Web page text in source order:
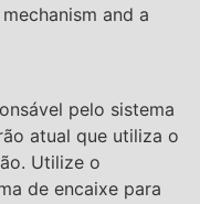
and a
pelo sistema
atual que utiliza o
Utilize o
de encaixe para